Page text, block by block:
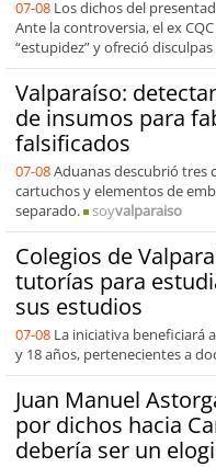
07-08 Los dichos del
Ante la controversia, el ex
“estupidez” y ofreció
Valparaíso:
de insumos para
falsificados
07-08Aduanas descubrió tres
cartuchos y elementos de
separado.
soyvalparaiso
Colegios de
tutorías para
sus estudios
07-08 La iniciativa beneficiará
y 18 años, pertenecientes a
Juan Manuel
por dichos hacia
debería ser un